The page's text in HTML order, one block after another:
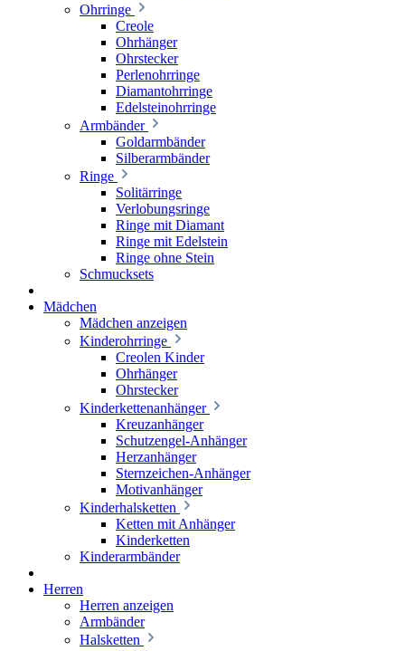
Ohrringe
Creole
Ohrhänger
Ohrstecker
Perlenohrringe
Diamantohrringe
Edelsteinohrringe
Armbänder
Goldarmbänder
Silberarmbänder
Ringe
Solitärringe
Verlobungsringe
Ringe mit Diamant
Ringe mit Edelstein
Ringe ohne Stein
Schmucksets
Mädchen
Mädchen anzeigen
Kinderohrringe
Creolen Kinder
Ohrhänger
Ohrstecker
Kinderkettenanhänger
Kreuzanhänger
Schutzengel-Anhänger
Herzanhänger
Sternzeichen-Anhänger
Motivanhänger
Kinderhalsketten
Ketten mit Anhänger
Kinderketten
Kinderarmbänder
Herren
Herren anzeigen
Armbänder
Halsketten